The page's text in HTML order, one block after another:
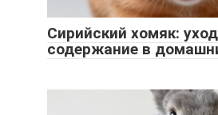
Сирийский хомяк:
содержание в